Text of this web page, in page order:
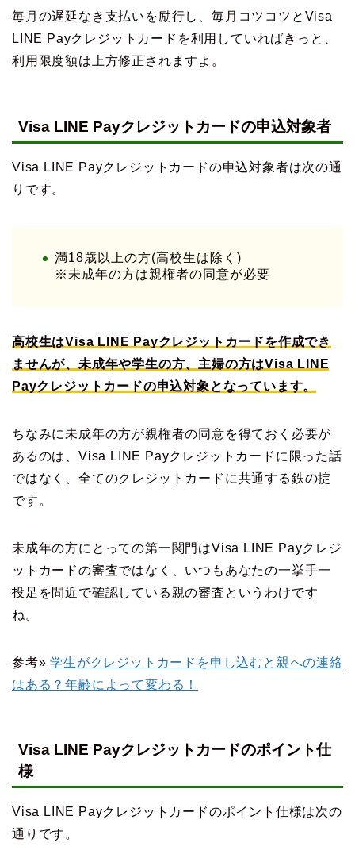
毎月の遅延なき支払いを励行し、毎月コツコツとVisa
LINE Payクレジットカードを利用していればきっと、
利用限度額は上方修正されますよ。
Visa LINE Payクレジットカードの申込対象者
Visa LINE Payクレジットカードの申込対象者は次の通
りです。
満18歳以上の方(高校生は除く)
※未成年の方は親権者の同意が必要
高校生はVisa LINE Payクレジットカードを作成でき
ませんが、未成年や学生の方、主婦の方はVisa LINE
Payクレジットカードの申込対象となっています。
ちなみに未成年の方が親権者の同意を得ておく必要が
あるのは、Visa LINE Payクレジットカードに限った話
ではなく、全てのクレジットカードに共通する鉄の掟
です。
未成年の方にとっての第一関門はVisa LINE Payクレジ
ットカードの審査ではなく、いつもあなたの一挙手一
投足を間近で確認している親の審査というわけです
ね。
参考»学生がクレジットカードを申し込むと親への連絡
はある？年齢によって変わる！
Visa LINE Payクレジットカードのポイント仕
様
Visa LINE Payクレジットカードのポイント仕様は次の
通りです。